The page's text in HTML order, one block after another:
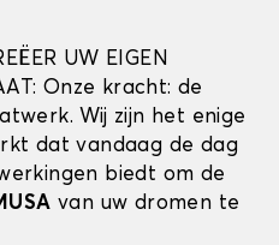
UW EIGEN
Onze kracht: de
Wij zijn het enige
dat vandaag de dag
biedt om de
van uw dromen te